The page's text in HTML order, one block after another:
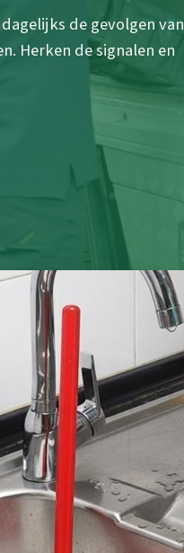
de gevolgen van
Herken de signalen en